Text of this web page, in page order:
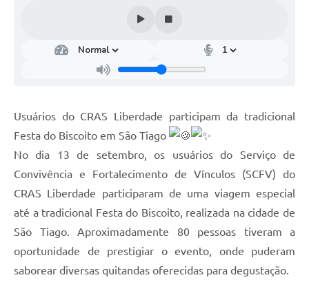
Usuários do CRAS Liberdade participam da tradicional
Festa do Biscoito em São Tiago
No dia 13 de setembro, os usuários do Serviço de
Convivência e Fortalecimento de Vínculos (SCFV) do
CRAS Liberdade participaram de uma viagem especial
até a tradicional Festa do Biscoito, realizada na cidade de
São Tiago. Aproximadamente 80 pessoas tiveram a
oportunidade de prestigiar o evento, onde puderam
saborear diversas quitandas oferecidas para degustação.